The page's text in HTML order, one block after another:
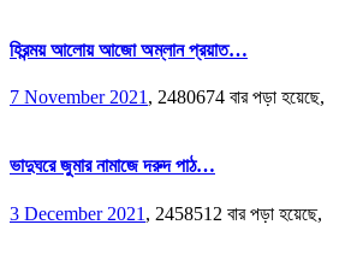
হিরন্ময় আলোয় আজো অম্লান প্রয়াত…
7 November 2021 , 2480674 বার পড়া হয়েছে,
ভাদুঘরে জুমার নামাজে দরুদ পাঠ…
3 December 2021 , 2458512 বার পড়া হয়েছে,